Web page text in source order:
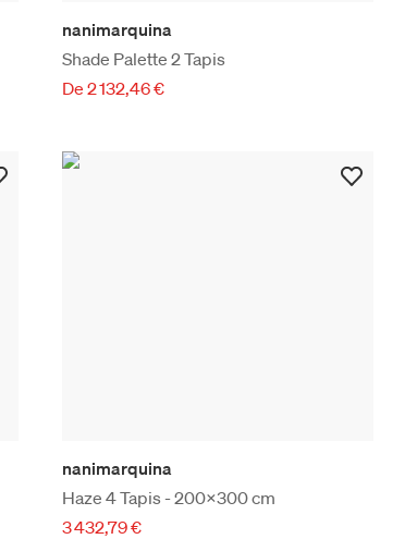
nanimarquina
Shade Palette 2 Tapis
De 2 132,46 €
nanimarquina
Haze 4 Tapis - 200x300 cm
3 432,79 €